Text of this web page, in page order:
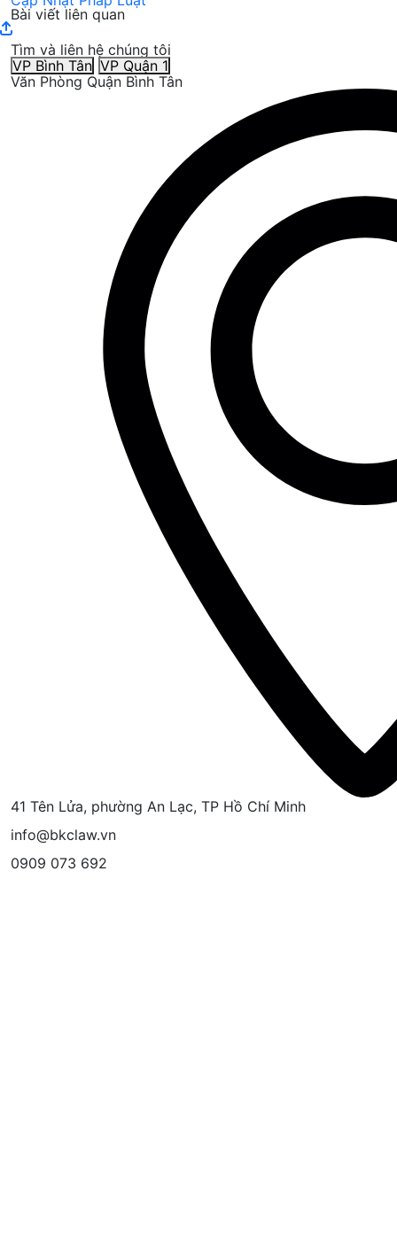
Bài viết liên quan
Tìm và liên hệ chúng tôi
VP Bình Tân VP Quận 1
Văn Phòng Quận Bình Tân
41 Tên Lửa, phường An Lạc, TP Hồ Chí Minh
info@bkclaw.vn
0909 073 692